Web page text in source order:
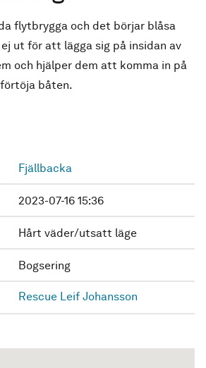
flytbrygga och det börjar blåsa
ut för att lägga sig på insidan av
och hjälper dem att komma in på
båten.
Fjällbacka
2023-07-16 15:36
Hårt väder/utsatt läge
Bogsering
Rescue Leif Johansson